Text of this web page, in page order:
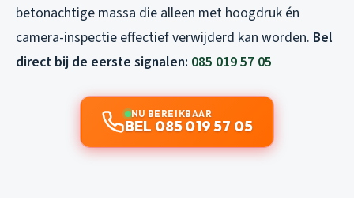
betonachtige massa die alleen met hoogdruk én
camera-inspectie effectief verwijderd kan worden. Bel
direct bij de eerste signalen: 085 019 57 05
NU BEREIKBAAR
BEL 085 019 57 05